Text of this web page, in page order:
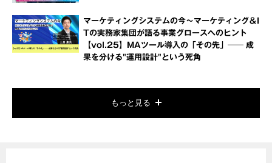
マーケティングシステムの今～マーケティング＆I
Tの実務家集団が語る事業グロースへのヒント
【vol.25】MAツール導入の「その先」── 成
果を分ける"運用設計"という死角
もっと見る